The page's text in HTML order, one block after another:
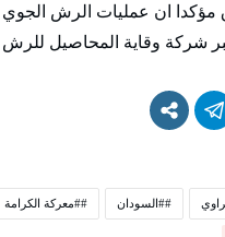
ان عمليات الرش
شركة وقاية المحاصيل للرش
#السودان #معركة الكرامة